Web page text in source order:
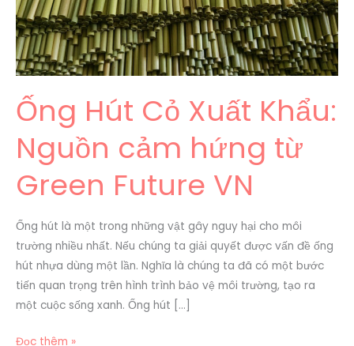
Ống Hút Cỏ Xuất Khẩu:
Nguồn cảm hứng từ
Green Future VN
Ống hút là một trong những vật gây nguy hại cho môi
trường nhiều nhất. Nếu chúng ta giải quyết được vấn đề ống
hút nhựa dùng một lần. Nghĩa là chúng ta đã có một bước
tiến quan trọng trên hình trình bảo vệ môi trường, tạo ra
một cuộc sống xanh. Ống hút […]
hứng
từ
Green
Future
Đọc thêm »